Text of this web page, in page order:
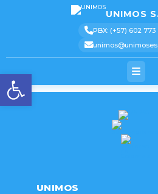
Abrir barra de
message=»» highlight=»» provider=»manual»/]
UNIMOS
PBX: (+57) 602 773
UNIMOS